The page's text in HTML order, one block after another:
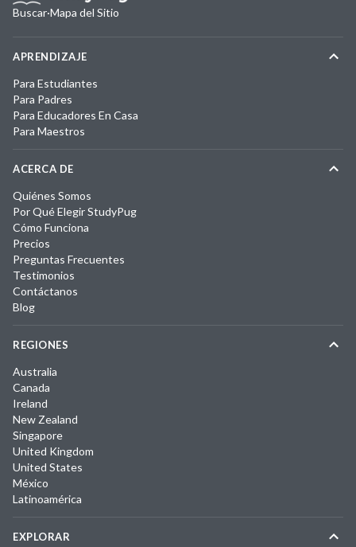
Buscar·Mapa del Sitio
APRENDIZAJE
Para Estudiantes
Para Padres
Para Educadores En Casa
Para Maestros
ACERCA DE
Quiénes Somos
Por Qué Elegir StudyPug
Cómo Funciona
Precios
Preguntas Frecuentes
Testimonios
Contáctanos
Blog
REGIONES
Australia
Canada
Ireland
New Zealand
Singapore
United Kingdom
United States
México
Latinoamérica
EXPLORAR